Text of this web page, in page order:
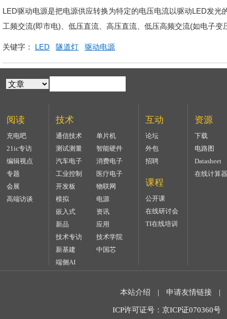
LED驱动电源是把电源供应转换为特定的电压电流以驱动LED发
工频交流(即市电)、低压直流、高压直流、低压高频交流(如电子变
关键字： LED 隧道灯 驱动电源
阅读
充电吧
21ic专访
编辑视点
专题
会展
高端访谈
技术
通信技术
单片机
测试测量
智能硬件
汽车电子
消费电子
工业控制
医疗电子
开发板
物联网
模拟
电源
嵌入式
资讯
新品
应用
技术专访
技术学院
新基建
中国芯
端侧AI
互动
论坛
外包
招聘
课程
公开课
在线研讨会
TI在线培训
资源
下载
电路图
Datasheet
在线计算器
本站介绍 | 申请友情链接 |
ICP许可证号：京ICP证070360